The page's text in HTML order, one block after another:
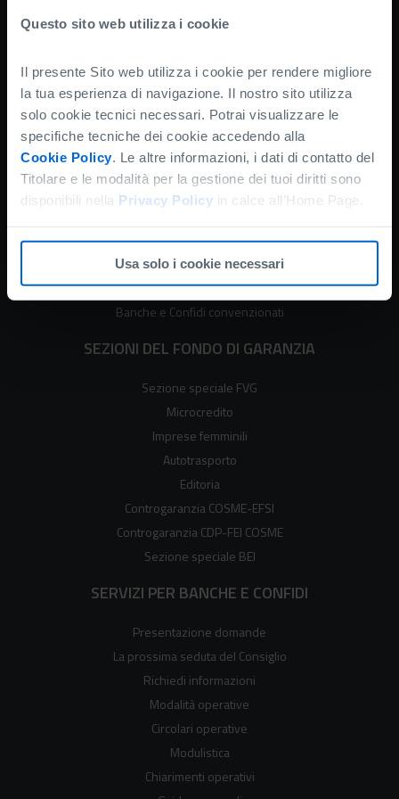
Questo sito web utilizza i cookie
Il presente Sito web utilizza i cookie per rendere migliore
la tua esperienza di navigazione. Il nostro sito utilizza
solo cookie tecnici necessari. Potrai visualizzare le
specifiche tecniche dei cookie accedendo alla
Cookie Policy. Le altre informazioni, i dati di contatto del
Titolare e le modalità per la gestione dei tuoi diritti sono
disponibili nella Privacy Policy in calce all’Home Page.
Usa solo i cookie necessari
Richiedi informazioni
Amministrazione trasparente
Accessibilità
Privacy
Cookie policy
Disclaimer
SERVIZI ONLINE PER LE IMPRESE
Prenotazione Microcredito
Portale Rating per le imprese
Modelli di valutazione
Banche e Confidi convenzionati
SEZIONI DEL FONDO DI GARANZIA
Sezione speciale FVG
Microcredito
Imprese femminili
Autotrasporto
Editoria
Controgaranzia COSME-EFSI
Controgaranzia CDP-FEI COSME
Sezione speciale BEI
SERVIZI PER BANCHE E CONFIDI
Presentazione domande
La prossima seduta del Consiglio
Richiedi informazioni
Modalità operative
Circolari operative
Modulistica
Chiarimenti operativi